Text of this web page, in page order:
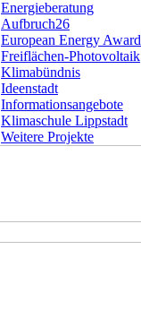
Energieberatung
Aufbruch26
European Energy Award
Freiflächen-Photovoltaik
Klimabündnis
Ideenstadt
Informationsangebote
Klimaschule Lippstadt
Weitere Projekte